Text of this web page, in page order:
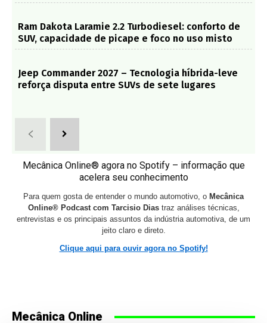
Ram Dakota Laramie 2.2 Turbodiesel: conforto de
SUV, capacidade de picape e foco no uso misto
Jeep Commander 2027 – Tecnologia híbrida-leve
reforça disputa entre SUVs de sete lugares
Mecânica Online® agora no Spotify – informação que
acelera seu conhecimento
Para quem gosta de entender o mundo automotivo, o Mecânica
Online® Podcast com Tarcisio Diastraz análises técnicas,
entrevistas e os principais assuntos da indústria automotiva, de um
jeito claro e direto.
Clique aqui para ouvir agora no Spotify!
Mecânica Online